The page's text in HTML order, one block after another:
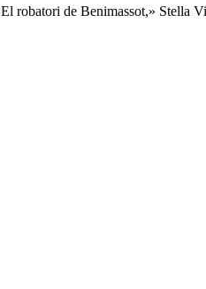
robatori de Benimassot,» Stella